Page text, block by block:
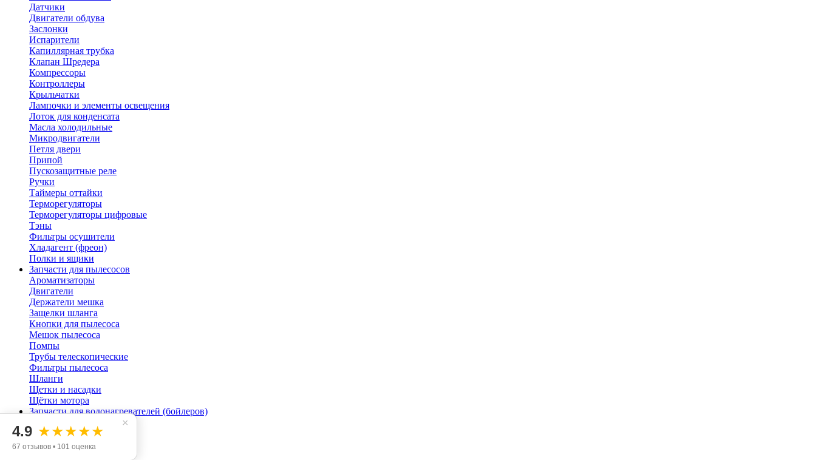
Датчики
Двигатели обдува
Заслонки
Испарители
Капиллярная трубка
Клапан Шредера
Компрессоры
Контроллеры
Крыльчатки
Лампочки и элементы освещения
Лоток для конденсата
Масла холодильные
Микродвигатели
Петля двери
Припой
Пускозащитные реле
Ручки
Таймеры оттайки
Терморегуляторы
Терморегуляторы цифровые
Тэны
Фильтры осушители
Хладагент (фреон)
Полки и ящики
Запчасти для пылесосов
Ароматизаторы
Двигатели
Держатели мешка
Защелки шланга
Кнопки для пылесоса
Мешок пылесоса
Помпы
Трубы телескопические
Фильтры пылесоса
Шланги
Щетки и насадки
Щётки мотора
Запчасти для водонагревателей (бойлеров)
Магниевые аноды
Прокладки фланца
×
4.9 ★★★★★
67 отзывов • 101 оценка